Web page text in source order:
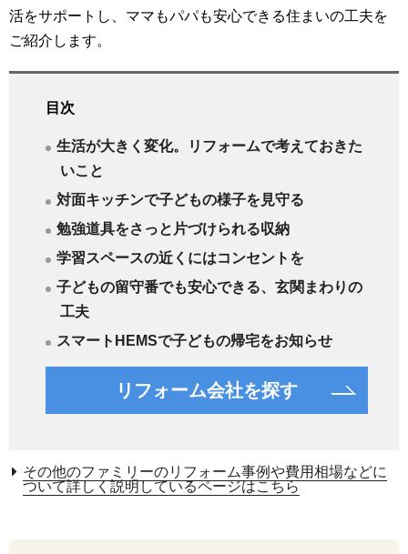
活をサポートし、ママもパパも安心できる住まいの工夫を
ご紹介します。
目次
生活が大きく変化。リフォームで考えておきた
いこと
対面キッチンで子どもの様子を見守る
勉強道具をさっと片づけられる収納
学習スペースの近くにはコンセントを
子どもの留守番でも安心できる、玄関まわりの
工夫
スマートHEMSで子どもの帰宅をお知らせ
リフォーム会社を探す
その他のファミリーのリフォーム事例や費用相場などに
ついて詳しく説明しているページはこちら